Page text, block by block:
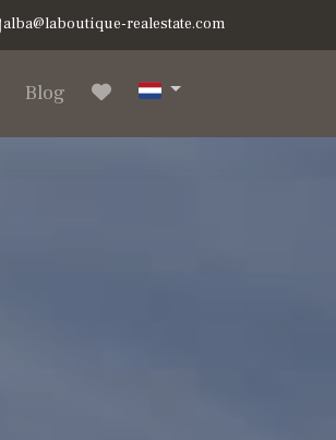
alba@laboutique-realestate.com
Blog